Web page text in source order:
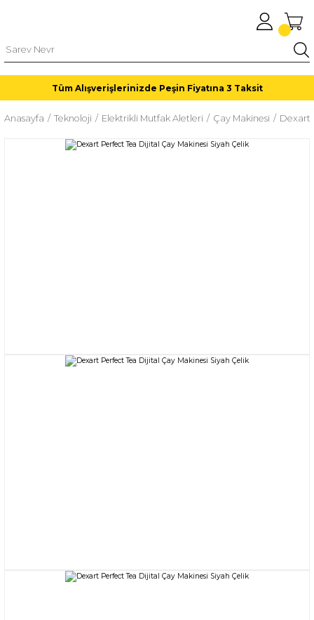
Tüm Alışverişlerinizde Peşin Fiyatına 3 Taksit
Anasayfa Teknoloji Elektrikli Mutfak Aletleri Çay Makinesi Dexart